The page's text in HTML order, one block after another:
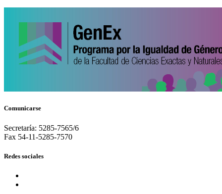
Comunicarse
Secretaría: 5285-7565/6
Fax 54-11-5285-7570
Redes sociales